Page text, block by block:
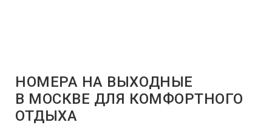
НОМЕРА НА ВЫХОДНЫЕ
В МОСКВЕ ДЛЯ КОМФОРТНОГО
ОТДЫХА